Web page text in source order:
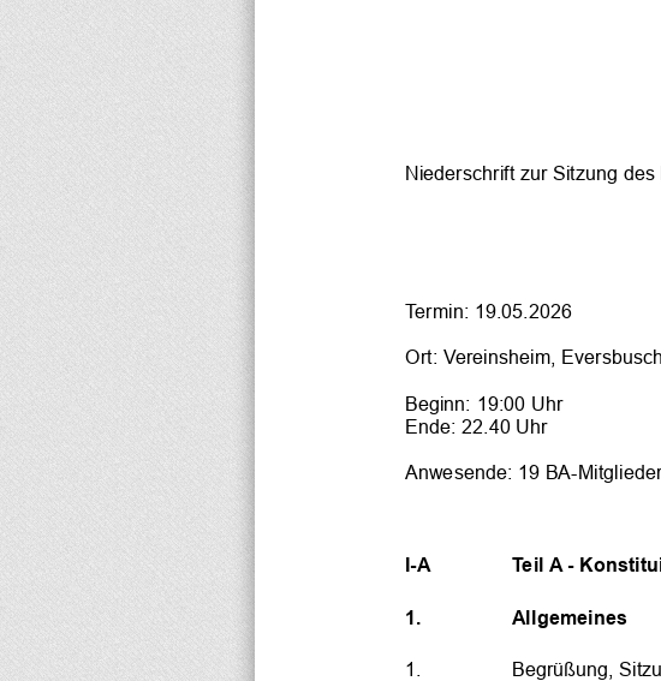
Niederschrift zur Sitzung
Termin: 19.05 .2026
Ort: Vereinsheim,
Beginn: 19:00 Uhr
Ende: 22.40 Uhr
Anwesende: 19 BA-
I-A Teil A -
1. Allgemeines
1.
Begrüßung,